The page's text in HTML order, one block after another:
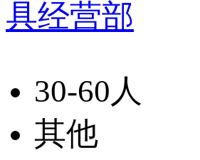
具经营部
30-60人
其他